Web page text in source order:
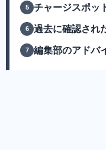
チャージスポッ
過去に確認され
編集部のアドバ